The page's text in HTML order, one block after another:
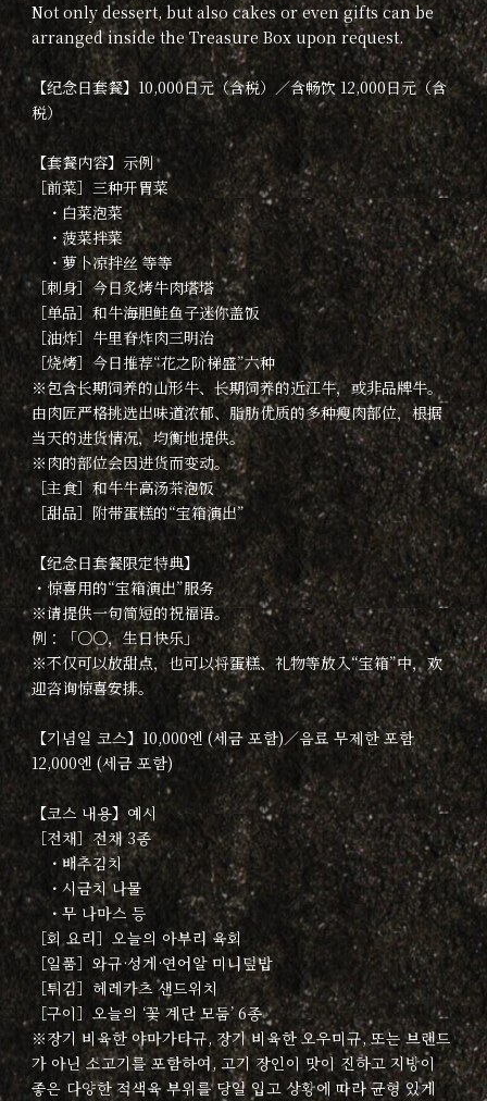
Not only dessert, but also cakes or even gifts can be
arranged inside the Treasure Box upon request.
【纪念日套餐】10,000日元（含税）／含畅饮 12,000日元（含
税）
【套餐内容】示例
［前菜］三种开胃菜
・白菜泡菜
・菠菜拌菜
・萝卜凉拌丝 等等
［刺身］今日炙烤牛肉塔塔
［单品］和牛海胆鲑鱼子迷你盖饭
［油炸］牛里脊炸肉三明治
［烧烤］今日推荐“花之阶梯盛”六种
※包含长期饲养的山形牛、长期饲养的近江牛，或非品牌牛。
由肉匠严格挑选出味道浓郁、脂肪优质的多种瘦肉部位，根据
当天的进货情况，均衡地提供。
※肉的部位会因进货而变动。
［主食］和牛牛高汤茶泡饭
［甜品］附带蛋糕的“宝箱演出”
【纪念日套餐限定特典】
・惊喜用的“宝箱演出”服务
※请提供一句简短的祝福语。
例：「○○，生日快乐」
※不仅可以放甜点，也可以将蛋糕、礼物等放入“宝箱”中，欢
迎咨询惊喜安排。
【기념일 코스】10,000엔 (세금 포함)／음료 무제한 포함
12,000엔 (세금 포함)
【코스 내용】예시
［전채］전채 3종
・배추김치
・시금치 나물
・무 나마스 등
［회 요리］오늘의 아부리 육회
［일품］와규·성게·연어알 미니덮밥
［튀김］헤레카츠 샌드위치
［구이］오늘의 ‘꽃 계단 모둠’ 6종
※장기 비육한 야마가타규, 장기 비육한 오우미규, 또는 브랜드
가 아닌 소고기를 포함하여, 고기 장인이 맛이 진하고 지방이
좋은 다양한 적색육 부위를 당일 입고 상황에 따라 균형 있게